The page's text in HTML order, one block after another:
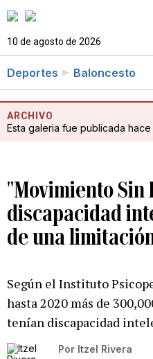
10 de agosto de 2026
Deportes Baloncesto
ARCHIVO
Esta galeria fue publicada hace
"Movimiento Sin
discapacidad
de una
Según el Instituto
hasta 2020 más de
tenían discapacidad
Por Itzel Rivera